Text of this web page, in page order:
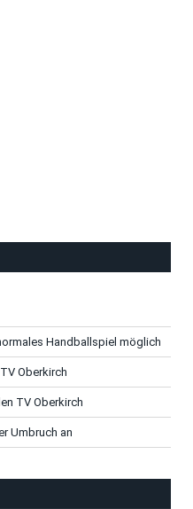
Handballspiel möglich
Oberkirch
TV Oberkirch
Umbruch an